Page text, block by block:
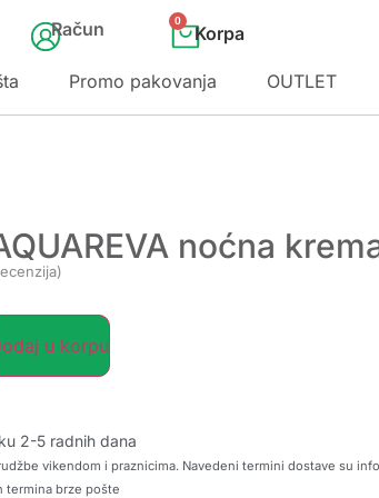
Račun 0
Promo pakovanja OUTLET
noćna
u korpu
2-5 radnih dana
vikendom i praznicima. Navedeni termini dostave su
termina brze pošte